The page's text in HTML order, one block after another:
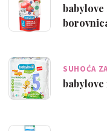
babylove
SUHOĆA
babylove